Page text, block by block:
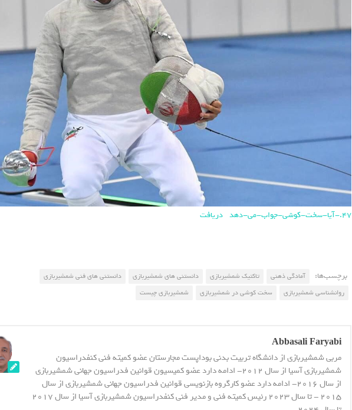
47.-آیا-سخت-کوشی-جواب-می-دهد دریافت
برچسب‌ها: آمادگی ذهنی تاکتیک شمشیربازی دانستنی های شمشیربازی
دانستنی های فنی شمشیربازی
روانشناسی شمشیربازی
سخت کوشی در شمشیربازی شمشیربازی چیست
Abbasali Faryabi
مربی شمشیربازی از دانشگاه تربیت بدنی بوداپست مجارستان عضو کمیته فنی کنفدراسیون
شمشیربازی آسیا از سال 2012- ادامه دارد عضو کمیسیون قوانین فدراسیون جهانی شمشیربازی
از سال 2016- ادامه دارد عضو کارگروه بازنویسی قوانین فدراسیون جهانی شمشیربازی از سال
2015 - تا سال 2023 رئیس کمیته فنی و مدیر فنی کنفدراسیون شمشیربازی آسیا از سال 2017